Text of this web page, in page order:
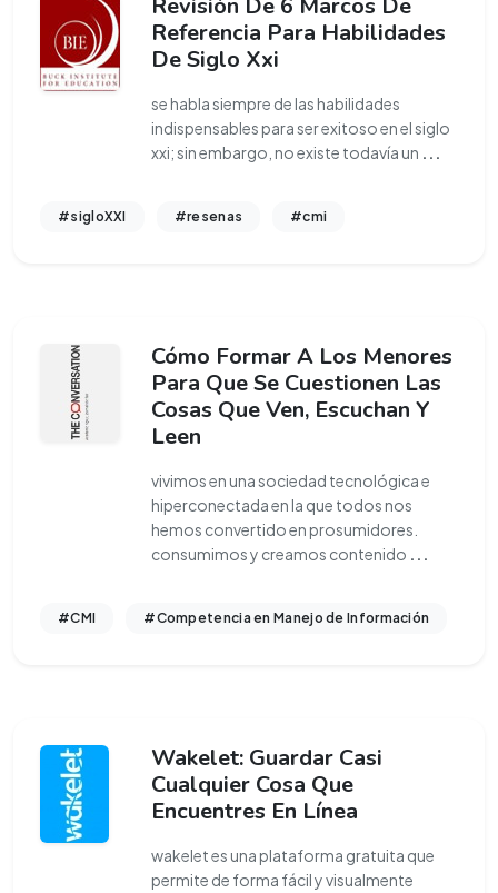
Revisión De 6 Marcos De
Referencia Para Habilidades
De Siglo Xxi
se habla siempre de las habilidades
indispensables para ser exitoso en el siglo
xxi; sin embargo, no existe todavía un ...
#sigloXXI #resenas #cmi
Cómo Formar A Los Menores
Para Que Se Cuestionen Las
Cosas Que Ven, Escuchan Y
Leen
vivimos en una sociedad tecnológica e
hiperconectada en la que todos nos
hemos convertido en prosumidores.
consumimos y creamos contenido ...
#CMI #Competencia en Manejo de Información
Wakelet: Guardar Casi
Cualquier Cosa Que
Encuentres En Línea
wakelet es una plataforma gratuita que
permite de forma fácil y visualmente